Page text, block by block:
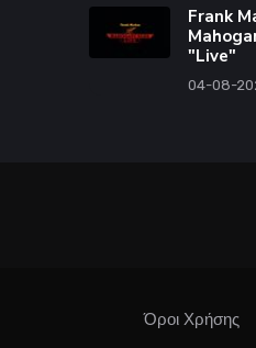
Frank
"Live"
04-08-
Όροι Χρήσης